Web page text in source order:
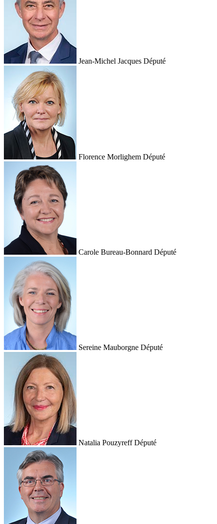
Jean-Michel Jacques Député
Florence Morlighem Député
Carole Bureau-Bonnard Député
Sereine Mauborgne Député
Natalia Pouzyreff Député